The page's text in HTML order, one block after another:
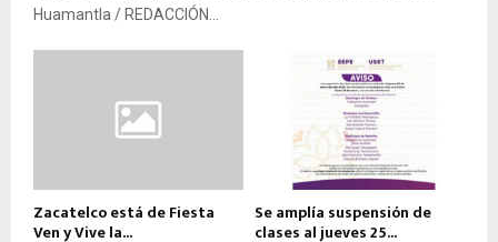
Huamantla / REDACCIÓN...
Zacatelco está de Fiesta
Ven y Vive la...
Se amplía suspensión de
clases al jueves 25...